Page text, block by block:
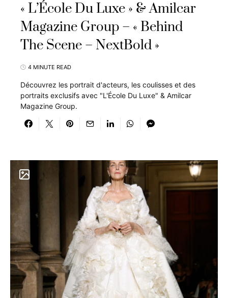
« L’École Du Luxe » & Amilcar
Magazine Group – « Behind
The Scene – NextBold »
4 MINUTE READ
Découvrez les portrait d'acteurs, les coulisses et des
portraits exclusifs avec "L'École Du Luxe" & Amilcar
Magazine Group.